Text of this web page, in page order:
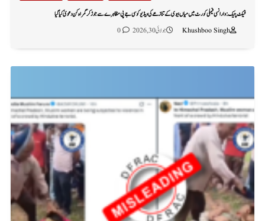
فیکٹ چیک: وارانسی فیملی کورٹ میں میاں بیوی کے تنازعے کی ویڈیو کو سی جے پی مظاہرے سے جوڑ کر گمراہ کن دعویٰ کیا گیا
Khushboo Singh
جولائی 30, 2026 0